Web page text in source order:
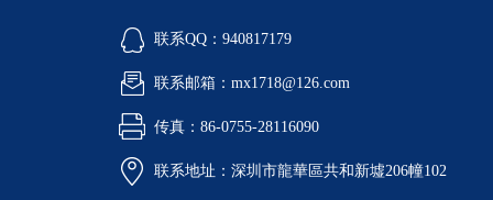
联系QQ：940817179
联系邮箱：mx1718@126.com
传真：86-0755-28116090
联系地址：深圳市龍華區共和新墟206幢102